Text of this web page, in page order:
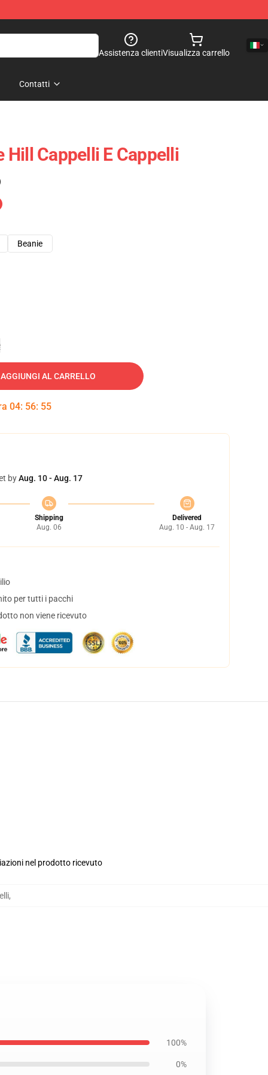
Assistenza clientiVisualizza carrello
Contatti
Hill Cappelli E Cappelli
Beanie
AGGIUNGI AL CARRELLO
04: 56: 55
byAug. 10 - Aug. 17
Shipping
Aug. 06
Delivered
Aug. 10 - Aug. 17
per tutti i pacchi
non viene ricevuto
nel prodotto ricevuto
,
100%
0%